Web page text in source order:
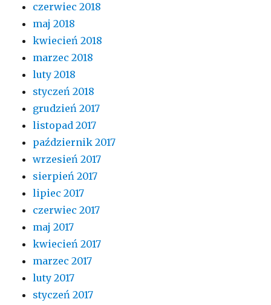
czerwiec 2018
maj 2018
kwiecień 2018
marzec 2018
luty 2018
styczeń 2018
grudzień 2017
listopad 2017
październik 2017
wrzesień 2017
sierpień 2017
lipiec 2017
czerwiec 2017
maj 2017
kwiecień 2017
marzec 2017
luty 2017
styczeń 2017